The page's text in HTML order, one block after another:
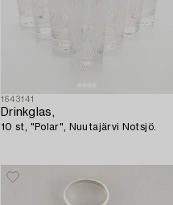
1643141
Drinkglas,
10 st, "Polar", Nuutajärvi Notsjö.